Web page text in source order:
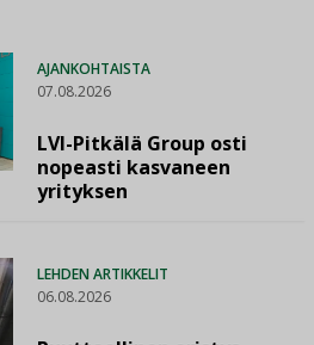
AJANKOHTAISTA
07.08.2026
LVI-Pitkälä Group osti
nopeasti kasvaneen
yrityksen
LEHDEN ARTIKKELIT
06.08.2026